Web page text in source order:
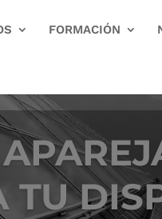
FORMACIÓN
TU